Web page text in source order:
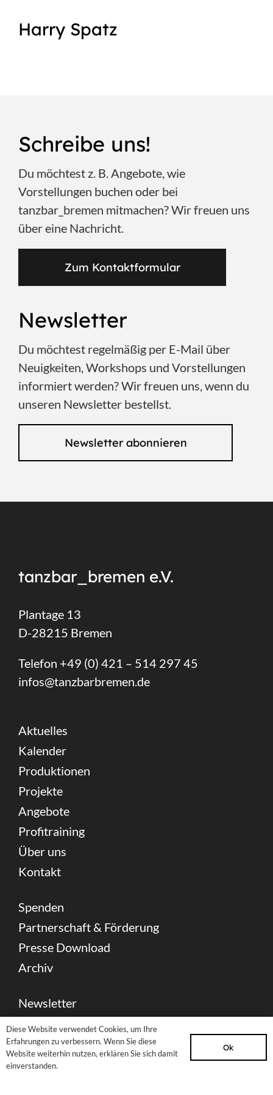
Harry Spatz
Schreibe uns!
Du möchtest z. B. Angebote, wie
Vorstellungen buchen oder bei
tanzbar_bremen mitmachen? Wir freuen uns
über eine Nachricht.
Zum Kontaktformular
Newsletter
Du möchtest regelmäßig per E-Mail über
Neuigkeiten, Workshops und Vorstellungen
informiert werden? Wir freuen uns, wenn du
unseren Newsletter bestellst.
Newsletter abonnieren
tanzbar_bremen e.V.
Plantage 13
D-28215 Bremen
Telefon +49 (0) 421 – 514 297 45
infos@tanzbarbremen.de
Aktuelles
Kalender
Produktionen
Projekte
Angebote
Profitraining
Über uns
Kontakt
Spenden
Partnerschaft & Förderung
Presse Download
Archiv
Newsletter
Sitemap
Impressum
Datenschutzerklärung
Diese Website verwendet Cookies, um Ihre
Erfahrungen zu verbessern. Wenn Sie diese
Website weiterhin nutzen, erklären Sie sich damit
einverstanden.
Ok